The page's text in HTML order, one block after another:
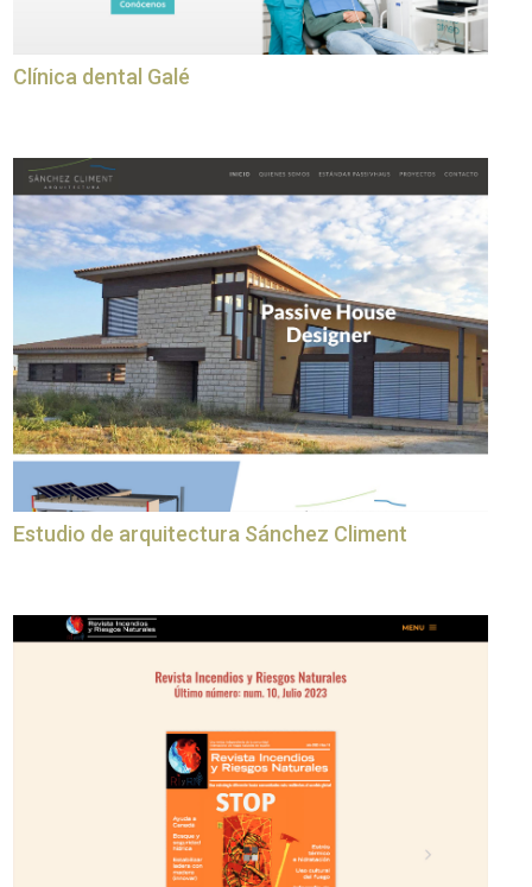
Clínica dental Galé
Estudio de arquitectura Sánchez Climent